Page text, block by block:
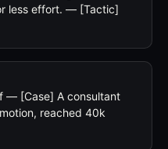
less effort. — [Tactic]
— [Case] A consultant
reached 40k